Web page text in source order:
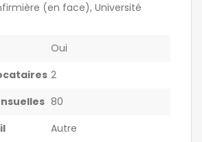
(en face), Université
Oui
2
80
Autre